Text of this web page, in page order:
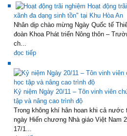
Hoạt động
xãnh đa dạng sinh tồn" tại Khu Hòa An
Nhân dịp chào mừng Ngày Quốc tế
đoàn Khoa Phát triển Nông thôn –
ch...
đọc tiếp
Kỷ niệm Ngày 20/11 – Tôn vinh viên
tập và nâng cao trình độ
Trong không khí hân hoan khi cả
ngày Hiến chương Nhà giáo Việt Nam
17/1...